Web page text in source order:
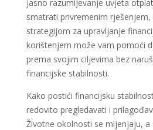
jasno razumijevanje uvjeta
smatrati privremenim
strategijom za upravljanje
korištenjem može vam pomoći
prema svojim ciljevima bez
financijske stabilnosti.
Kako postići financijsku
redovito pregledavati i
Životne okolnosti se mijenjaju, a